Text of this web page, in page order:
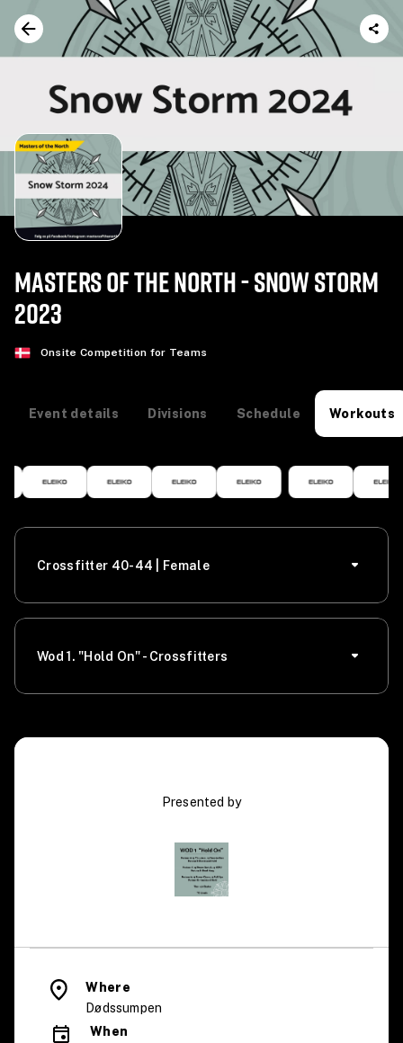
MASTERS OF THE NORTH - SNOW STORM
2023
Onsite Competition for Teams
Event details Divisions Schedule Workouts
Crossfitter 40-44 | Female
Wod 1. "Hold On" - Crossfitters
Presented by
Where
Dødssumpen
When